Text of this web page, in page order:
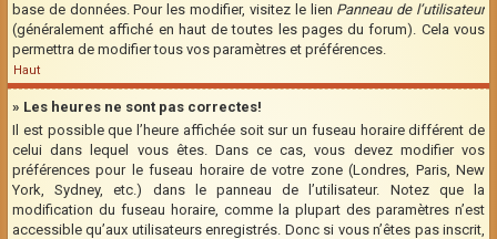
base de données. Pour les modifier, visitez le lien Panneau de l’utilisateur
(généralement affiché en haut de toutes les pages du forum). Cela vous
permettra de modifier tous vos paramètres et préférences.
Haut
» Les heures ne sont pas correctes!
Il est possible que l’heure affichée soit sur un fuseau horaire différent de
celui dans lequel vous êtes. Dans ce cas, vous devez modifier vos
préférences pour le fuseau horaire de votre zone (Londres, Paris, New
York, Sydney, etc.) dans le panneau de l’utilisateur. Notez que la
modification du fuseau horaire, comme la plupart des paramètres n’est
accessible qu’aux utilisateurs enregistrés. Donc si vous n’êtes pas inscrit,